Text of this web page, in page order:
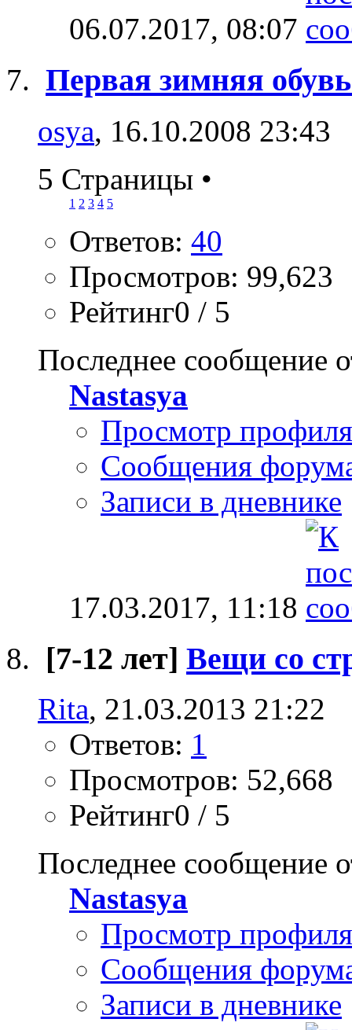
06.07.2017, 08:07
Первая зимняя
osya, 16.10.2008 23:43
5 Страницы •
1 2 3 4 5
Ответов: 40
Просмотров: 99,623
Рейтинг0 / 5
Последнее сообщение
Nastasya
Просмотр профиля
Сообщения
Записи в дневнике
17.03.2017, 11:18
[7-12 лет] Вещи со
Rita, 21.03.2013 21:22
Ответов: 1
Просмотров: 52,668
Рейтинг0 / 5
Последнее сообщение
Nastasya
Просмотр профиля
Сообщения
Записи в дневнике